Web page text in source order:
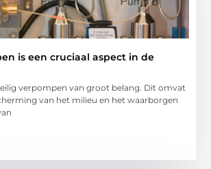
is een cruciaal aspect in de
verpompen van groot belang. Dit omvat
van het milieu en het waarborgen